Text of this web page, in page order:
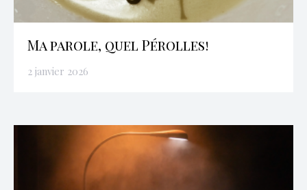
Ma parole, quel Pérolles!
2 janvier 2026